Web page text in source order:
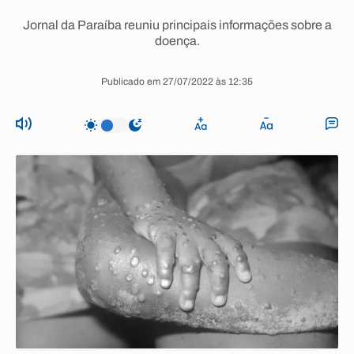
Jornal da Paraíba reuniu principais informações sobre a
doença.
Publicado em 27/07/2022 às 12:35